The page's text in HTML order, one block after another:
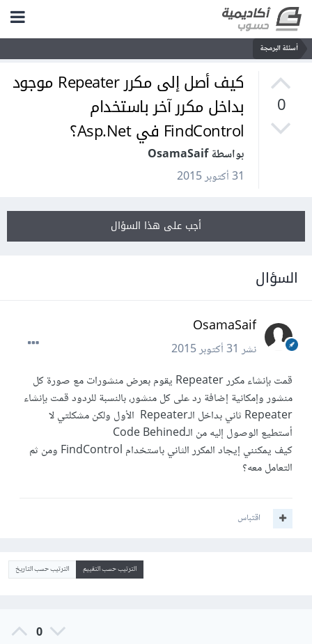
أسئلة البرمجة
0
كيف أصل إلى مكرر Repeater موجود
بداخل مكرر آخر باستخدام
FindControl في Asp.Net؟
بواسطة OsamaSaif
31 أكتوبر 2015
أجب على هذا السؤال
السؤال
OsamaSaif
نشر31 أكتوبر 2015
قمت بإنشاء مكرر Repeater يقوم بعرض منشورات مع صورة كل
منشور وإمكانية إضافة رد على كل منشور، بالنسبة للردود قمت بإنشاء
Repeater ثاني بداخل الـRepeater الأول ولكن مشكلتي لا
أستطيع الوصول إليه من الـCode Behined
كيف يمكنني إيجاد المكرر الثاني باستخدام FindControl ومن ثم
التعامل معه؟
اقتباس
الترتيب حسب التقييم الترتيب حسب التاريخ
0